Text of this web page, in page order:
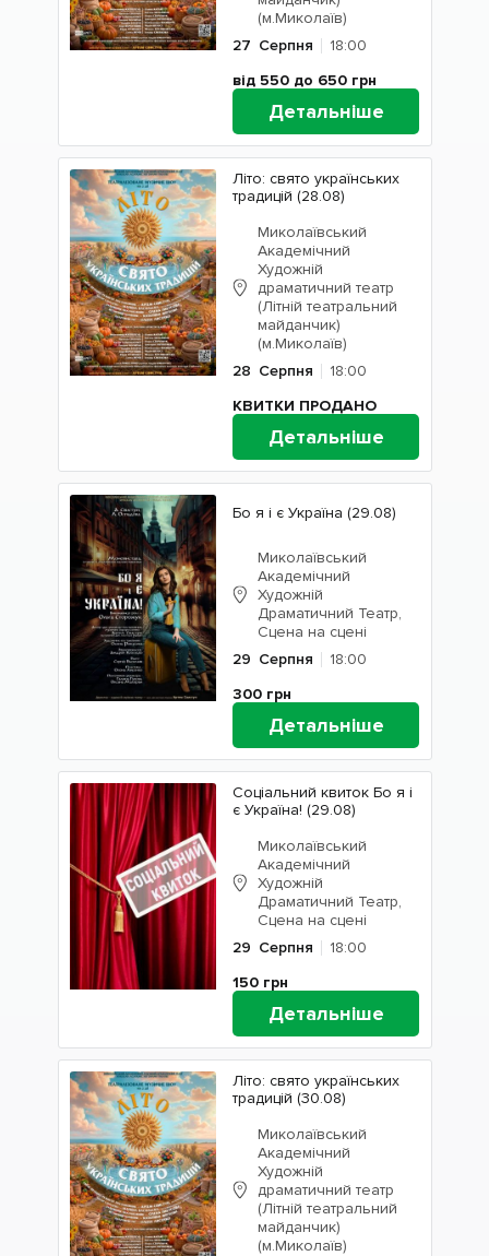
(м.Миколаїв)
27 Серпня
18:00
від 550 до 650 грн
Детальніше
Літо: свято українських
традицій (28.08)
Миколаївський
Академічний
Художній
драматичний театр
(Літній театральний
майданчик)
(м.Миколаїв)
28 Серпня
18:00
КВИТКИ ПРОДАНО
Детальніше
Бо я і є Україна (29.08)
Миколаївський
Академічний
Художній
Драматичний Театр,
Сцена на сцені
29 Серпня
18:00
300 грн
Детальніше
Соціальний квиток Бо я і
є Україна! (29.08)
Миколаївський
Академічний
Художній
Драматичний Театр,
Сцена на сцені
29 Серпня
18:00
150 грн
Детальніше
Літо: свято українських
традицій (30.08)
Миколаївський
Академічний
Художній
драматичний театр
(Літній театральний
майданчик)
(м.Миколаїв)